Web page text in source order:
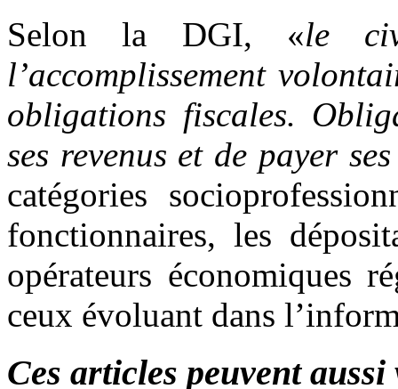
Selon la DGI, «le
l’accomplissement
obligations fiscales.
ses revenus et de payer
catégories
fonctionnaires, les
opérateurs économiques
ceux évoluant dans
Ces articles peuvent